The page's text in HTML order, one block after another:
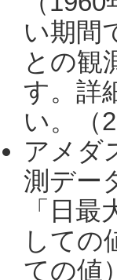
い期間
との観
す。詳
い。（
アメダ
測デー
「日
しての
ての値